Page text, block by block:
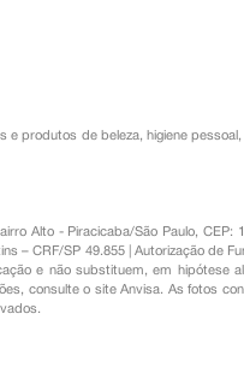
e produtos de beleza, higiene pessoal
Alto - Piracicaba/São Paulo,
– CRF/SP 49.855 | Autorização de
e não substituem, em
consulte o site Anvisa. As fotos